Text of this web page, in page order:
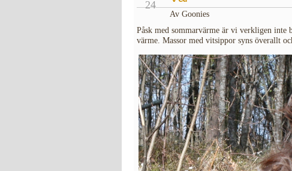
24
Av Goonies
Påsk med sommarvärme är vi verkligen
värme. Massor med vitsippor syns överallt